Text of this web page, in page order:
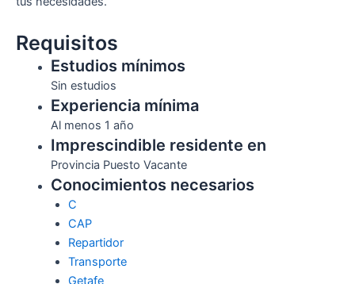
Requisitos
Estudios mínimos
Sin estudios
Experiencia mínima
Al menos 1 año
Imprescindible residente en
Provincia Puesto Vacante
Conocimientos necesarios
C
CAP
Repartidor
Transporte
Getafe